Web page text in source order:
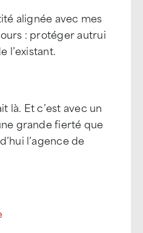
alignée avec mes
: protéger autrui
l’existant.
là. Et c’est avec un
grande fierté que
l’agence de